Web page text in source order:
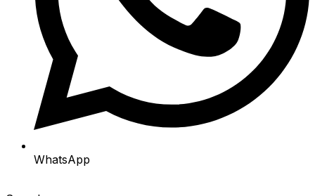
WhatsApp